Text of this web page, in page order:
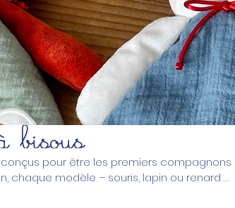
bisous
pour être les premiers compagnons
chaque modèle – souris, lapin ou renard –